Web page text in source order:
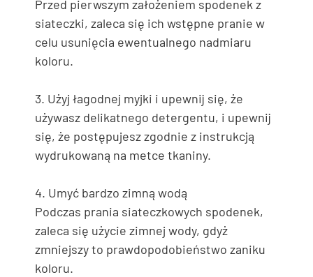
Przed pierwszym założeniem spodenek z
siateczki, zaleca się ich wstępne pranie w
celu usunięcia ewentualnego nadmiaru
koloru.
3. Użyj łagodnej myjki i upewnij się, że
używasz delikatnego detergentu, i upewnij
się, że postępujesz zgodnie z instrukcją
wydrukowaną na metce tkaniny.
4. Umyć bardzo zimną wodą
Podczas prania siateczkowych spodenek,
zaleca się użycie zimnej wody, gdyż
zmniejszy to prawdopodobieństwo zaniku
koloru.